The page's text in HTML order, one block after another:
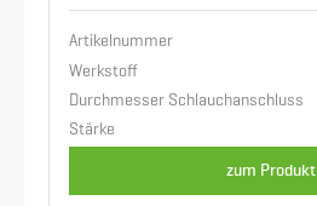
Artikelnummer
Werkstoff
Durchmesser Schlauchanschluss
Stärke
zum Produkt